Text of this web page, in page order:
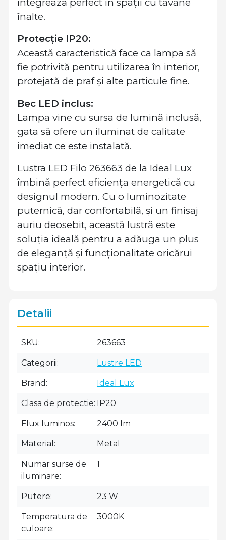
integrează perfect în spații cu tavane
înalte.
Protecție IP20:
Această caracteristică face ca lampa să
fie potrivită pentru utilizarea în interior,
protejată de praf și alte particule fine.
Bec LED inclus:
Lampa vine cu sursa de lumină inclusă,
gata să ofere un iluminat de calitate
imediat ce este instalată.
Lustra LED Filo 263663 de la Ideal Lux
îmbină perfect eficiența energetică cu
designul modern. Cu o luminozitate
puternică, dar confortabilă, și un finisaj
auriu deosebit, această lustră este
soluția ideală pentru a adăuga un plus
de eleganță și funcționalitate oricărui
spațiu interior.
Detalii
SKU 263663
Categorii Lustre LED
Brand Ideal Lux
Clasa de protectie IP20
Flux luminos 2400 lm
Material Metal
Numar surse de
iluminare
1
Putere 23 W
Temperatura de
culoare
3000K